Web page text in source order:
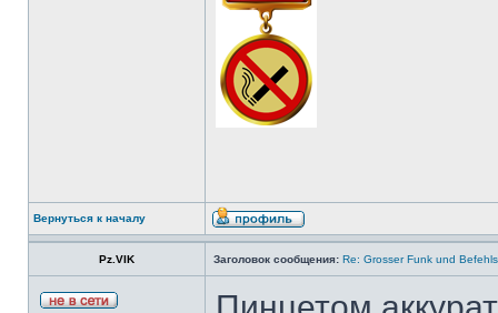
Вернуться к началу
Pz.VIK Заголовок сообщения: Re: Grosser Funk und